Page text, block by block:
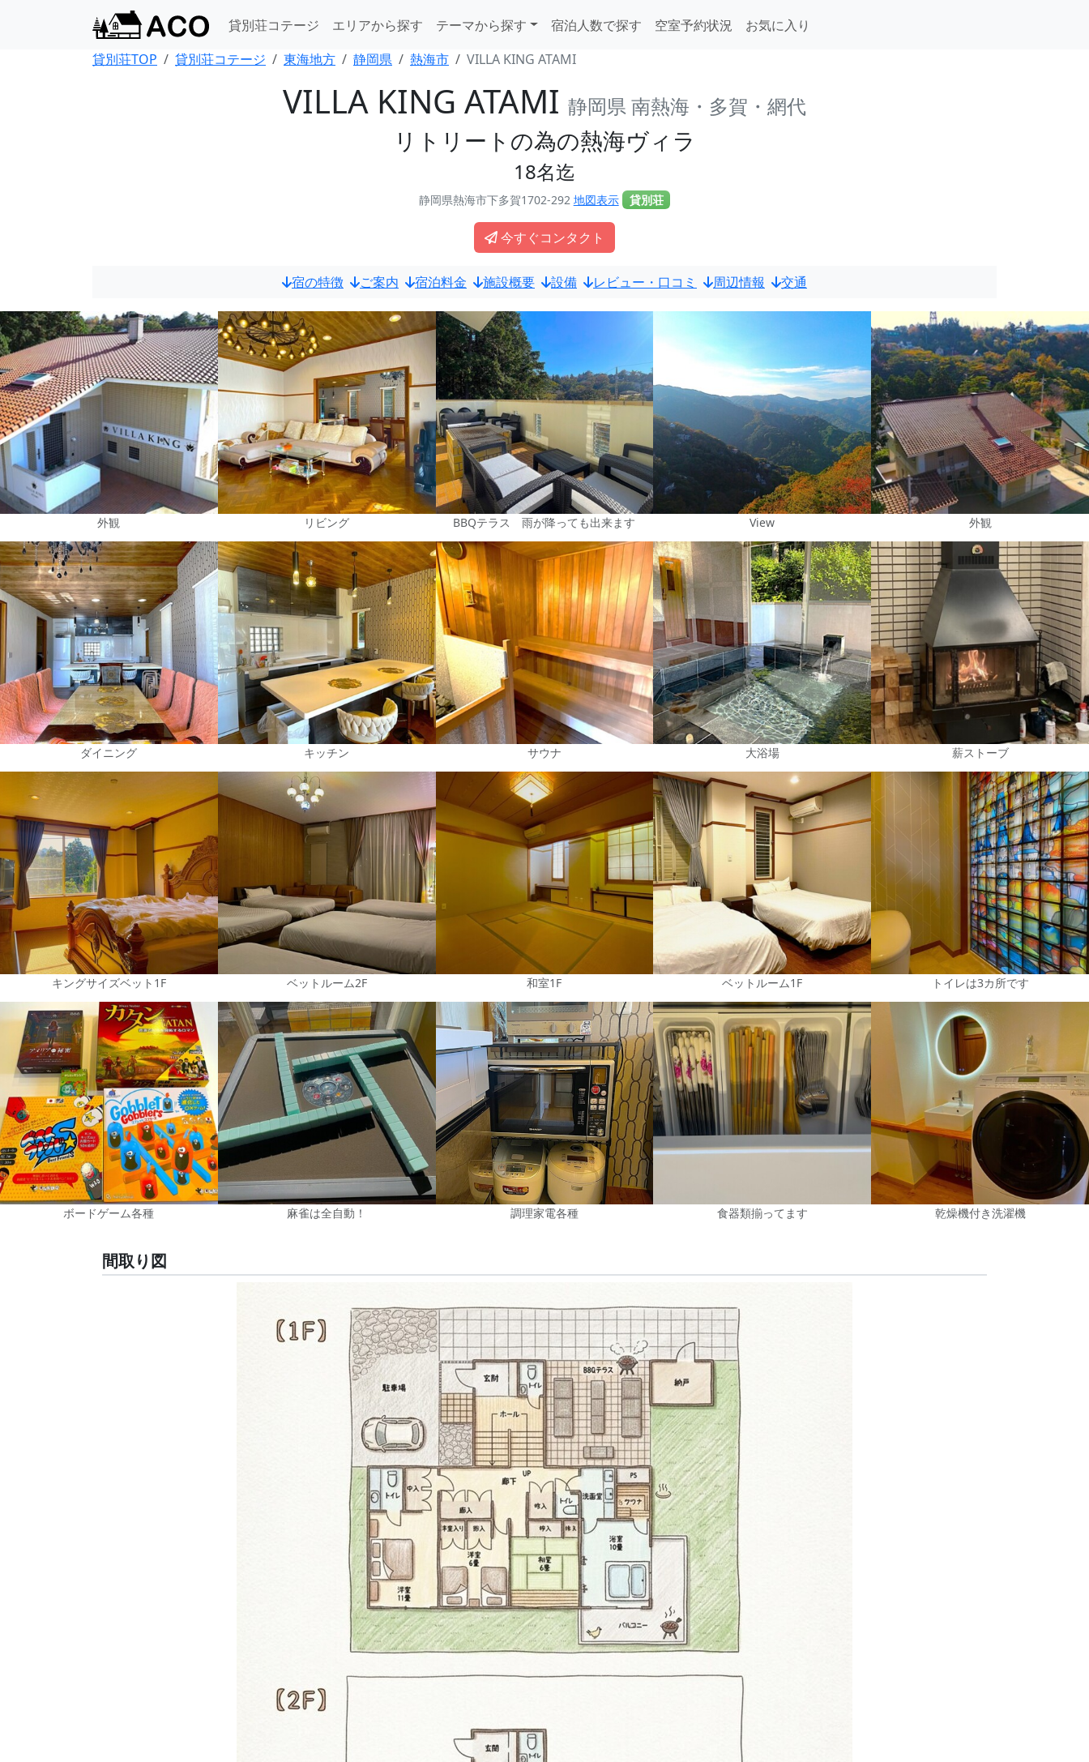
貸別荘コテージ エリアから探す テーマから探す 宿泊人数で探す 空室予約状況
お気に入り
貸別荘TOP
貸別荘コテージ 東海地方 静岡県 熱海市 VILLA KING ATAMI
VILLA KING ATAMI 静岡県 南熱海・多賀・網代
リトリートの為の熱海ヴィラ
18名迄
静岡県熱海市下多賀1702-292 地図表示 貸別荘
今すぐコンタクト
宿の特徴 ご案内 宿泊料金 施設概要 設備 レビュー・口コミ 周辺情報 交通
外観 リビング BBQテラス 雨が降っても出来ます View 外観
ダイニング キッチン サウナ 大浴場 薪ストーブ
キングサイズベット1F ベットルーム2F 和室1F ベットルーム1F トイレは3カ所です
ボードゲーム各種 麻雀は全自動！ 調理家電各種 食器類揃ってます 乾燥機付き洗濯機
間取り図